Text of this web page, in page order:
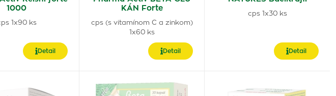
1000
1x90 ks
Detail
KÁN Forte
cps (s vitamínom C a zinkom)
1x60 ks
Detail
cps 1x30 ks
Detail